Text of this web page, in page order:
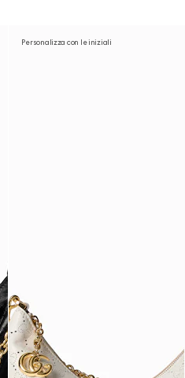
Personalizza con le iniziali